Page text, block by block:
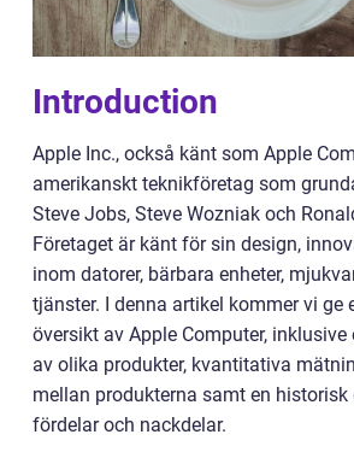
Introduction
Apple Inc., också känt som Apple
amerikanskt teknikföretag som
Steve Jobs, Steve Wozniak och
Företaget är känt för sin design,
inom datorer, bärbara enheter,
tjänster. I denna artikel kommer vi ge
översikt av Apple Computer, inklusive
av olika produkter, kvantitativa
mellan produkterna samt en
fördelar och nackdelar.